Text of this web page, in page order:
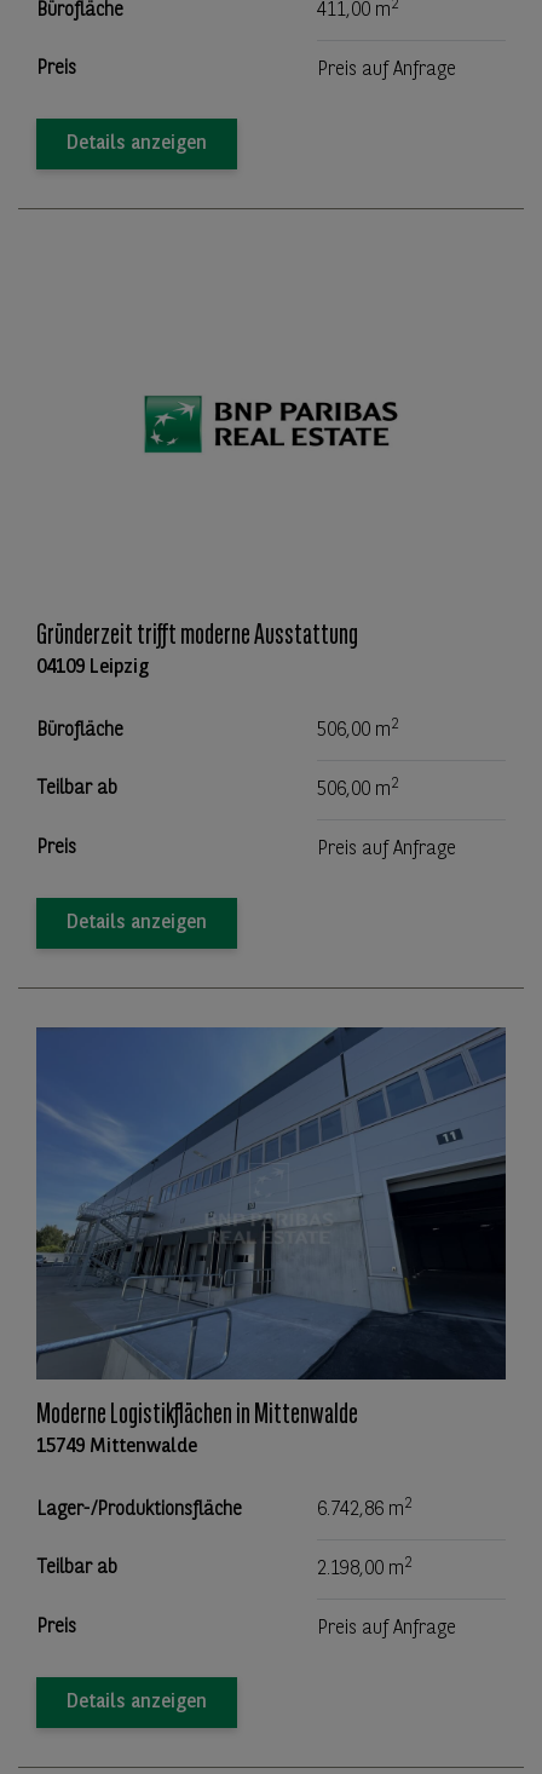
Bürofläche 411,00 m2
Preis Preis auf Anfrage
Details anzeigen
Gründerzeit trifft moderne Ausstattung
04109 Leipzig
Bürofläche 506,00 m2
Teilbar ab 506,00 m2
Preis Preis auf Anfrage
Details anzeigen
Moderne Logistikflächen in Mittenwalde
15749 Mittenwalde
Lager-/Produktionsfläche 6.742,86 m2
Teilbar ab 2.198,00 m2
Preis Preis auf Anfrage
Details anzeigen